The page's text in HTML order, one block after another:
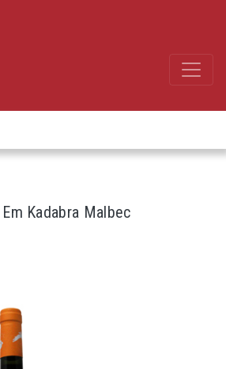
Em Kadabra Malbec